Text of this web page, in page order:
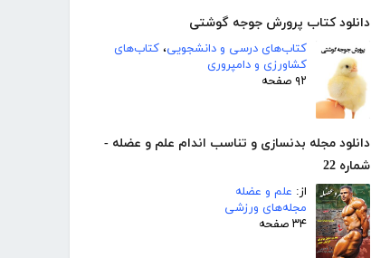
دانلود کتاب پرورش جوجه گوشتی
کتاب‌های درسی و دانشجویی، کتاب‌های
کشاورزی و دامپروری
۹۲ صفحه
دانلود مجله بدنسازی و تناسب اندام علم و عضله -
شماره 22
از: علم و عضله
مجله‌های ورزشی
۳۴ صفحه